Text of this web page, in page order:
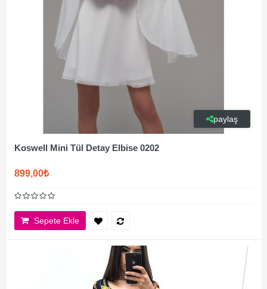
paylaş
Koswell Mini Tül Detay Elbise 0202
899,00₺
Sepete Ekle